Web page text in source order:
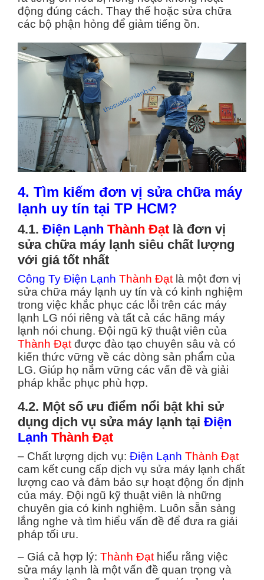
động đúng cách. Thay thế hoặc sửa chữa
các bộ phận hỏng để giảm tiếng ồn.
4. Tìm kiếm đơn vị sửa chữa máy
lạnh uy tín tại TP HCM?
4.1. Điện Lạnh Thành Đạt là đơn vị
sửa chữa máy lạnh siêu chất lượng
với giá tốt nhất
Công Ty Điện Lạnh Thành Đạt là một đơn vị
sửa chữa máy lạnh uy tín và có kinh nghiệm
trong việc khắc phục các lỗi trên các máy
lạnh LG nói riêng và tất cả các hãng máy
lạnh nói chung. Đội ngũ kỹ thuật viên của
Thành Đạt được đào tạo chuyên sâu và có
kiến thức vững về các dòng sản phẩm của
LG. Giúp họ nắm vững các vấn đề và giải
pháp khắc phục phù hợp.
4.2. Một số ưu điểm nổi bật khi sử
dụng dịch vụ sửa máy lạnh tại Điện
Lạnh Thành Đạt
– Chất lượng dịch vụ: Điện Lạnh Thành Đạt
cam kết cung cấp dịch vụ sửa máy lạnh chất
lượng cao và đảm bảo sự hoạt động ổn định
của máy. Đội ngũ kỹ thuật viên là những
chuyên gia có kinh nghiệm. Luôn sẵn sàng
lắng nghe và tìm hiểu vấn đề để đưa ra giải
pháp tối ưu.
– Giá cả hợp lý: Thành Đạt hiểu rằng việc
sửa máy lạnh là một vấn đề quan trọng và